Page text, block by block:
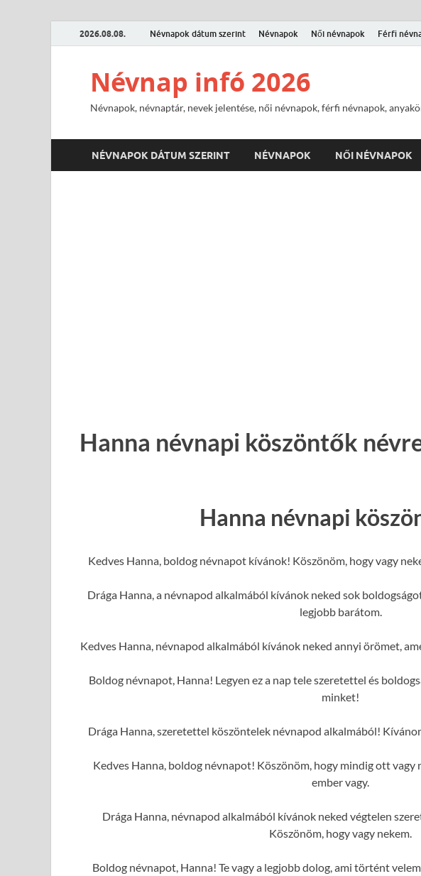
2026.08.08. Névnapok dátum szerint Névnapok Női névnapok Férfi
Névnap infó 2026
Névnapok, névnaptár, nevek jelentése, női névnapok, férfi névnapok,
NÉVNAPOK DÁTUM SZERINT NÉVNAPOK NŐI NÉVNAPOK
Hanna névnapi köszöntők
Hanna névnapi
Kedves Hanna, boldog névnapot kívánok! Köszönöm, hogy vagy
Drága Hanna, a névnapod alkalmából kívánok neked sok
legjobb barátom.
Kedves Hanna, névnapod alkalmából kívánok neked annyi örömet,
Boldog névnapot, Hanna! Legyen ez a nap tele szeretettel és
minket!
Drága Hanna, szeretettel köszöntelek névnapod alkalmából!
Kedves Hanna, boldog névnapot! Köszönöm, hogy mindig ott vagy
ember vagy.
Drága Hanna, névnapod alkalmából kívánok neked végtelen
Köszönöm, hogy vagy nekem.
Boldog névnapot, Hanna! Te vagy a legjobb dolog, ami történt